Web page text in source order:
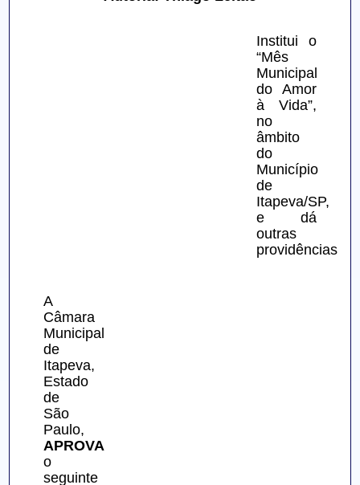
Institui o
“Mês
Municipal
do Amor
à Vida”,
no
âmbito
do
Município
de
Itapeva/SP,
e dá
outras
providências.
A
Câmara
Municipal
de
Itapeva,
Estado
de
São
APROVA
o